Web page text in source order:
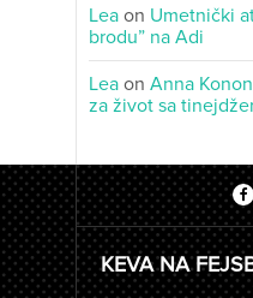
Lea on Umetnički
brodu” na Adi
Lea on Anna
za život sa
KEVA NA